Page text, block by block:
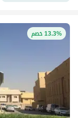
13.3% خصم